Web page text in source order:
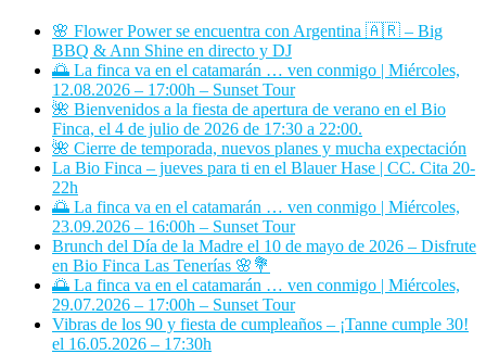
🌸 Flower Power se encuentra con Argentina 🇦🇷 – Big
BBQ & Ann Shine en directo y DJ
🌅 La finca va en el catamarán … ven conmigo | Miércoles,
12.08.2026 – 17:00h – Sunset Tour
🌺 Bienvenidos a la fiesta de apertura de verano en el Bio
Finca, el 4 de julio de 2026 de 17:30 a 22:00.
🌺 Cierre de temporada, nuevos planes y mucha expectación
La Bio Finca – jueves para ti en el Blauer Hase | CC. Cita 20-
22h
🌅 La finca va en el catamarán … ven conmigo | Miércoles,
23.09.2026 – 16:00h – Sunset Tour
Brunch del Día de la Madre el 10 de mayo de 2026 – Disfrute
en Bio Finca Las Tenerías 🌸💐
🌅 La finca va en el catamarán … ven conmigo | Miércoles,
29.07.2026 – 17:00h – Sunset Tour
Vibras de los 90 y fiesta de cumpleaños – ¡Tanne cumple 30!
el 16.05.2026 – 17:30h